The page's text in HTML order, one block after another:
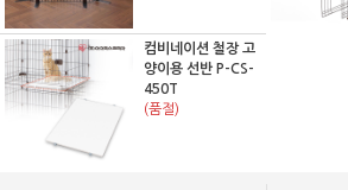
컴비네이션 철장 고
양이용 선반 P-CS-
450T
(품절)